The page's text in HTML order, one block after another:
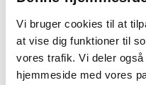
Vi bruger cookies til at
at vise dig funktioner til
vores trafik. Vi deler
hjemmeside med vores